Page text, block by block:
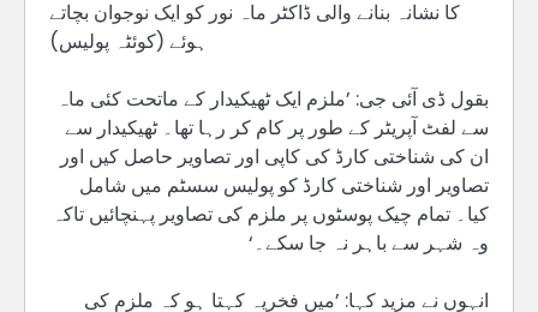
کا نشانہ بنانے والی ڈاکٹر ماہ نور کو ایک نوجوان بچاتے
ہوئے (کوئٹہ پولیس)
بقول ڈی آئی جی: ’ملزم ایک ٹھیکیدار کے ماتحت کئی ماہ
سے لفٹ آپریٹر کے طور پر کام کر رہا تھا۔ ٹھیکیدار سے
ان کی شناختی کارڈ کی کاپی اور تصاویر حاصل کیں اور
تصاویر اور شناختی کارڈ کو پولیس سسٹم میں شامل
کیا۔ تمام چیک پوسٹوں پر ملزم کی تصاویر پہنچائیں تاکہ
وہ شہر سے باہر نہ جا سکے۔‘
انہوں نے مزید کہا: ’میں فخریہ کہتا ہو کہ ملزم کی